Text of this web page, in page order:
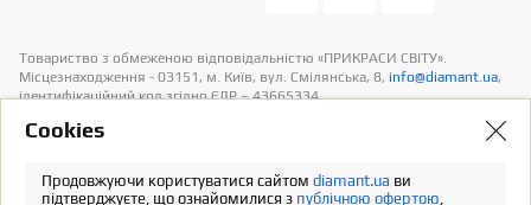
Товариство з обмеженою вiдповiдальнiстю «ПРИКРАСИ СВІТУ».
Місцезнаходження - 03151, м. Київ, вул. Смілянська, 8, info@diamant.ua,
ідентифікаційний код згідно ЄДР – 43665334.
Інформація про вартість доставки міститься у розділі «Оплата та
доставка». У розрахунок вартості товарів податків не включено
Повна версія
Сookies
Продовжуючи користуватися сайтом diamant.ua ви
підтверджуєте, що ознайомилися з публічною офертою,